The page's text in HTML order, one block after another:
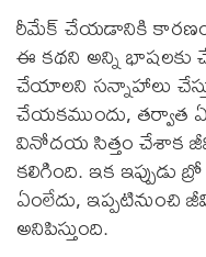
రీమేక్ చేయడానికి
ఈ కథని అన్ని భాషలకు
చేయాలని సన్నాహాలు
చేయకముందు, తర్వాత
వినోదయ సిత్తం చేశాక
కలిగింది. ఇక
ఏంలేదు,
అనిపిస్తుంది.